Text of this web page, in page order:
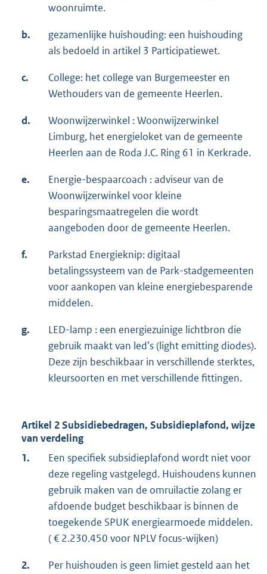
woonruimte.
b.
gezamenlijke huishouding: een huishouding
als bedoeld in artikel 3 Participatiewet.
c.
College: het college van Burgemeester en
Wethouders van de gemeente Heerlen.
d.
Woonwijzerwinkel : Woonwijzerwinkel
Limburg, het energieloket van de gemeente
Heerlen aan de Roda J.C. Ring 61 in Kerkrade.
e.
Energie-bespaarcoach : adviseur van de
Woonwijzerwinkel voor kleine
besparingsmaatregelen die wordt
aangeboden door de gemeente Heerlen.
f.
Parkstad Energieknip: digitaal
betalingssysteem van de Park-stadgemeenten
voor aankopen van kleine energiebesparende
middelen.
g.
LED-lamp : een energiezuinige lichtbron die
gebruik maakt van led’s (light emitting diodes).
Deze zijn beschikbaar in verschillende sterktes,
kleursoorten en met verschillende fittingen.
Artikel 2 Subsidiebedragen, Subsidieplafond, wijze
van verdeling
1.
Een specifiek subsidieplafond wordt niet voor
deze regeling vastgelegd. Huishoudens kunnen
gebruik maken van de omruilactie zolang er
afdoende budget beschikbaar is binnen de
toegekende SPUK energiearmoede middelen.
( € 2.230.450 voor NPLV focus-wijken)
2. Per huishouden is geen limiet gesteld aan het